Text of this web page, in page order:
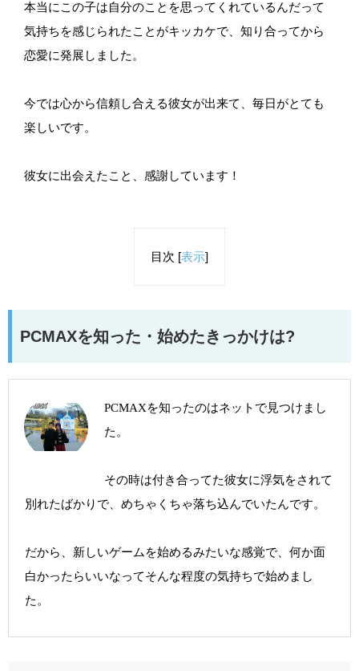
本当にこの子は自分のことを思ってくれているんだって
気持ちを感じられたことがキッカケで、知り合ってから
恋愛に発展しました。
今では心から信頼し合える彼女が出来て、毎日がとても
楽しいです。
彼女に出会えたこと、感謝しています！
目次 [表示]
PCMAXを知った・始めたきっかけは?
PCMAXを知ったのはネットで見つけまし
た。
その時は付き合ってた彼女に浮気をされて
別れたばかりで、めちゃくちゃ落ち込んでいたんです。
だから、新しいゲームを始めるみたいな感覚で、何か面
白かったらいいなってそんな程度の気持ちで始めまし
た。